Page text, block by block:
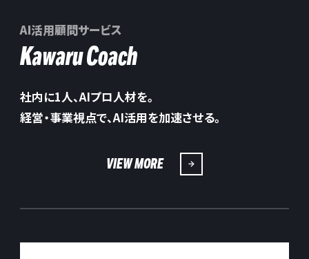
AI活用顧問サービス
Kawaru Coach
社内に1人、AIプロ人材を。
経営・事業視点で、AI活用を加速させる。
VIEW MORE